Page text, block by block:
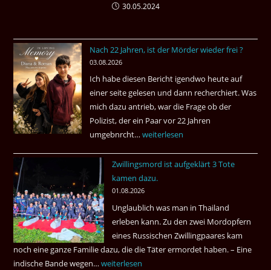
30.05.2024
Nach 22 Jahren, ist der Mörder wieder frei ?
03.08.2026
Ich habe diesen Bericht igendwo heute auf
einer seite gelesen und dann recherchiert. Was
mich dazu antrieb, war die Frage ob der
Polizist, der ein Paar vor 22 Jahren
umgebnrcht…Nach
Jahren,
ist
der
Mörder
wieder
frei
?
weiterlesen
Zwillingsmord ist aufgeklärt 3 Tote
kamen dazu.
01.08.2026
Unglaublich was man in Thailand
erleben kann. Zu den zwei Mordopfern
eines Russischen Zwillingpaares kam
noch eine ganze Familie dazu, die die Täter ermordet haben. – Eine
indische Bande wegen…Zwillingsmord
weiterlesen